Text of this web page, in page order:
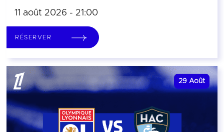
11 août 2026 - 21:00
RÉSERVER
29 Août